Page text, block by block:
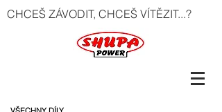
CHCEŠ ZÁVODIT, CHCEŠ VÍTĚZIT...?